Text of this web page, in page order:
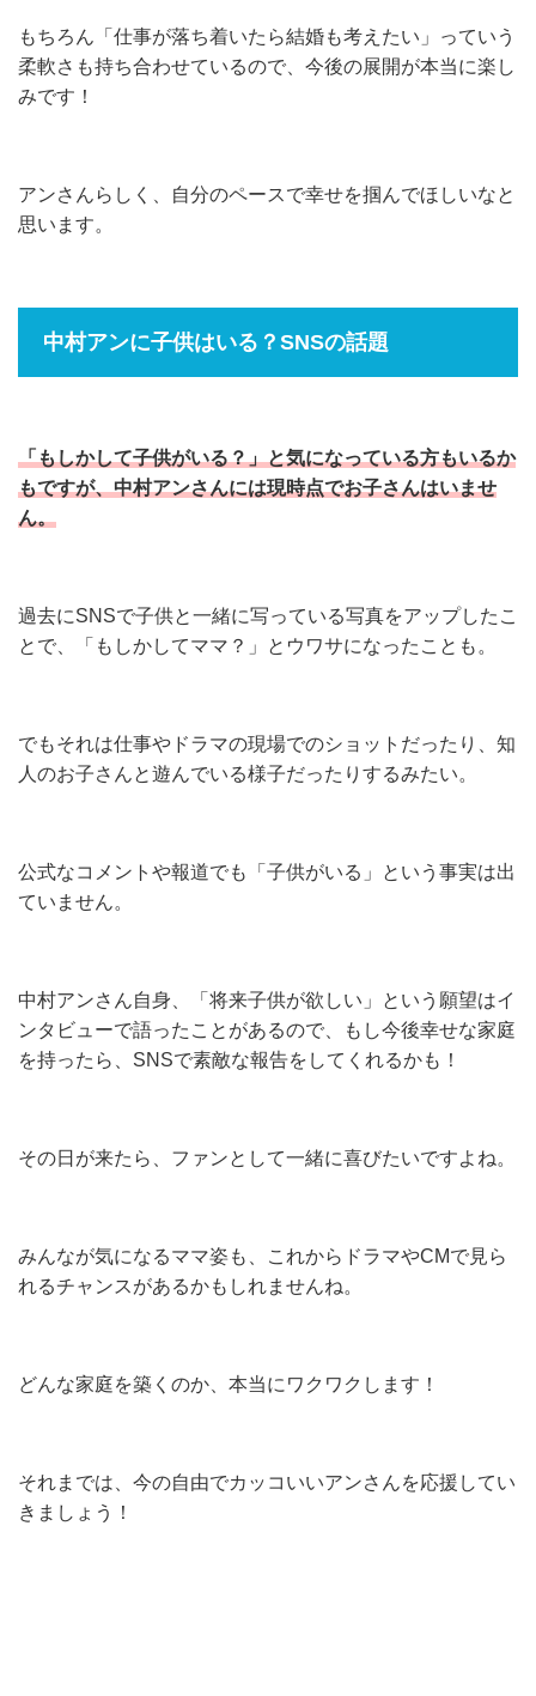
もちろん「仕事が落ち着いたら結婚も考えたい」っていう
柔軟さも持ち合わせているので、今後の展開が本当に楽し
みです！
アンさんらしく、自分のペースで幸せを掴んでほしいなと
思います。
中村アンに子供はいる？SNSの話題
「もしかして子供がいる？」と気になっている方もいるか
もですが、中村アンさんには現時点でお子さんはいませ
ん。
過去にSNSで子供と一緒に写っている写真をアップしたこ
とで、「もしかしてママ？」とウワサになったことも。
でもそれは仕事やドラマの現場でのショットだったり、知
人のお子さんと遊んでいる様子だったりするみたい。
公式なコメントや報道でも「子供がいる」という事実は出
ていません。
中村アンさん自身、「将来子供が欲しい」という願望はイ
ンタビューで語ったことがあるので、もし今後幸せな家庭
を持ったら、SNSで素敵な報告をしてくれるかも！
その日が来たら、ファンとして一緒に喜びたいですよね。
みんなが気になるママ姿も、これからドラマやCMで見ら
れるチャンスがあるかもしれませんね。
どんな家庭を築くのか、本当にワクワクします！
それまでは、今の自由でカッコいいアンさんを応援してい
きましょう！